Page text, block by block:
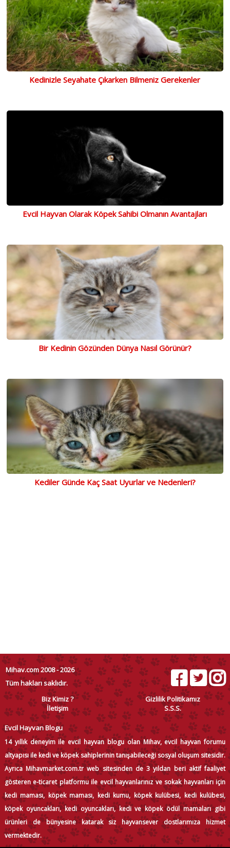
Kedinizle Seyahate Çıkarken Bilmeniz Gerekenler
Evcil Hayvan Olarak Köpek Sahibi Olmanın Avantajları
Bir Kedinin Gözünden Dünya Nasıl Görünür?
Kediler Günde Kaç Saat Uyurlar ve Nedenleri?
Mihav.com 2008 - 2026
Tüm hakları saklıdır.
Biz Kimiz ?
Gizlilik Politikamız
İletişim
S.S.S.
Evcil Hayvan Blogu
14 yıllık deneyim ile evcil hayvan blogu olan Mihav, evcil hayvan forumu
altyapısı ile kedi ve köpek sahiplerinin tanışabileceği sosyal oluşum sitesidir.
Ayrıca Mihavmarket.com.tr web sitesinden de 3 yıldan beri aktif faaliyet
gösteren e-ticaret platformu ile evcil hayvanlarınız ve sokak hayvanları için
kedi maması, köpek maması, kedi kumu, köpek kulübesi, kedi kulübesi,
köpek oyuncakları, kedi oyuncakları, kedi ve köpek ödül mamaları gibi
ürünleri de bünyesine katarak siz hayvansever dostlarımıza hizmet
vermektedir.